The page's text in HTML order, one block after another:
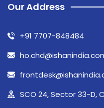
Our Address
+91 7707-848484
SCO 24, Sector 33-D,